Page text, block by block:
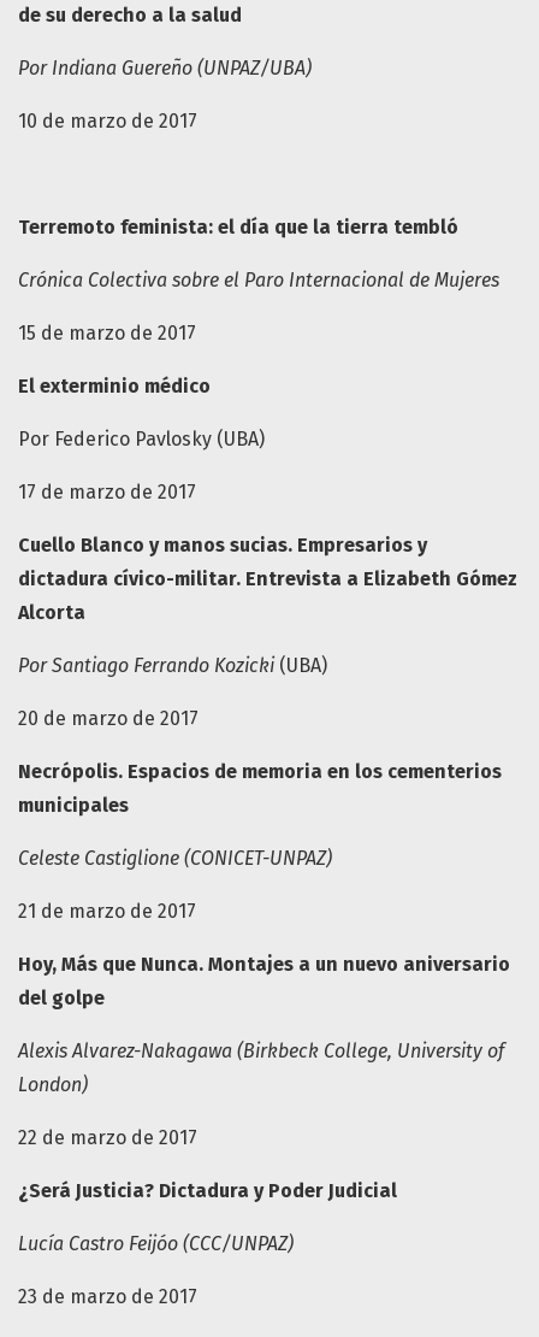
de su derecho a la salud
Por Indiana Guereño (UNPAZ/UBA)
10 de marzo de 2017
Terremoto feminista: el día que la tierra tembló
Crónica Colectiva sobre el Paro Internacional de Mujeres
15 de marzo de 2017
El exterminio médico
Por Federico Pavlosky (UBA)
17 de marzo de 2017
Cuello Blanco y manos sucias. Empresarios y
dictadura cívico-militar. Entrevista a Elizabeth Gómez
Alcorta
Por Santiago Ferrando Kozicki (UBA)
20 de marzo de 2017
Necrópolis. Espacios de memoria en los cementerios
municipales
Celeste Castiglione (CONICET-UNPAZ)
21 de marzo de 2017
Hoy, Más que Nunca. Montajes a un nuevo aniversario
del golpe
Alexis Alvarez-Nakagawa (Birkbeck College, University of
London)
22 de marzo de 2017
¿Será Justicia? Dictadura y Poder Judicial
Lucía Castro Feijóo (CCC/UNPAZ)
23 de marzo de 2017